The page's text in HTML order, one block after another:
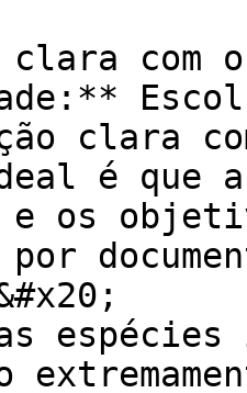
com
clara
é que
e os
por
espécies